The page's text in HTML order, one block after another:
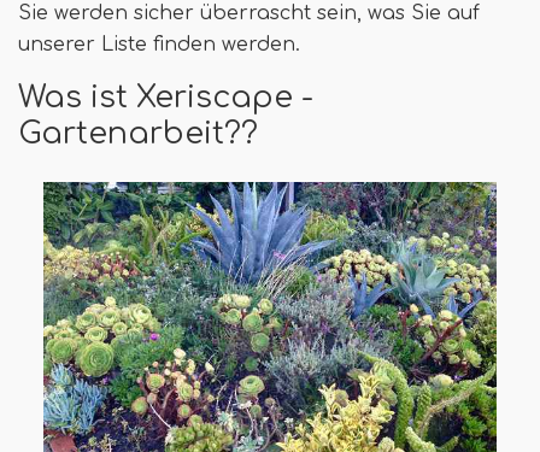
Sie werden sicher überrascht sein, was Sie auf
unserer Liste finden werden.
Was ist Xeriscape -
Gartenarbeit??